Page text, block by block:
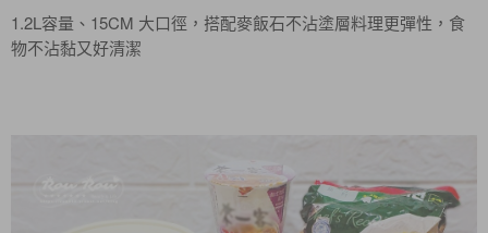
1.2L容量、15CM 大口徑，搭配麥飯石不沾塗層料理更彈性，食
物不沾黏又好清潔